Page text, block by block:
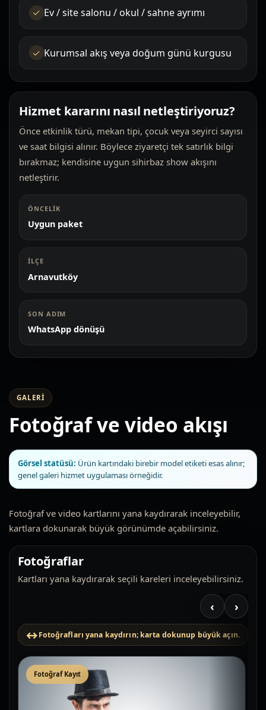
Ev / site salonu / okul / sahne ayrımı
Kurumsal akış veya doğum günü kurgusu
Hizmet kararını nasıl netleştiriyoruz?
Önce etkinlik türü, mekan tipi, çocuk veya seyirci sayısı
ve saat bilgisi alınır. Böylece ziyaretçi tek satırlık bilgi
bırakmaz; kendisine uygun sihirbaz show akışını
netleştirir.
ÖNCELIK
Uygun paket
İLÇE
Arnavutköy
SON ADIM
WhatsApp dönüşü
GALERI
Fotoğraf ve video akışı
Görsel statüsü: Ürün kartındaki birebir model etiketi esas alınır;
genel galeri hizmet uygulaması örneğidir.
Fotoğraf ve video kartlarını yana kaydırarak inceleyebilir,
kartlara dokunarak büyük görünümde açabilirsiniz.
Fotoğraflar
Kartları yana kaydırarak seçili kareleri inceleyebilirsiniz.
‹ ›
Fotoğrafları yana kaydırın; karta dokunup büyük açın.
Fotoğraf Kayıt